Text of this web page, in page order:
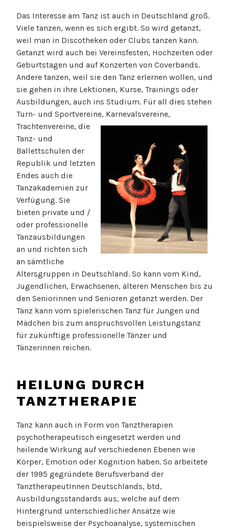
Das Interesse am Tanz ist auch in Deutschland groß.
Viele tanzen, wenn es sich ergibt. So wird getanzt,
weil man in Discotheken oder Clubs tanzen kann.
Getanzt wird auch bei Vereinsfesten, Hochzeiten oder
Geburtstagen und auf Konzerten von Coverbands.
Andere tanzen, weil sie den Tanz erlernen wollen, und
sie gehen in ihre Lektionen, Kurse, Trainings oder
Ausbildungen, auch ins Studium. Für all dies stehen
Turn- und Sportvereine, Karnevalsvereine,
Trachtenvereine, die
Tanz- und
Ballettschulen der
Republik und letzten
Endes auch die
Tanzakademien zur
Verfügung. Sie
bieten private und /
oder professionelle
Tanzausbildungen
an und richten sich
an sämtliche
Altersgruppen in Deutschland. So kann vom Kind,
Jugendlichen, Erwachsenen, älteren Menschen bis zu
den Seniorinnen und Senioren getanzt werden. Der
Tanz kann vom spielerischen Tanz für Jungen und
Mädchen bis zum anspruchsvollen Leistungstanz
für zukünftige professionelle Tänzer und
Tänzerinnen reichen.
HEILUNG DURCH
TANZTHERAPIE
Tanz kann auch in Form von Tanztherapien
psychotherapeutisch eingesetzt werden und
heilende Wirkung auf verschiedenen Ebenen wie
Körper, Emotion oder Kognition haben. So arbeitete
der 1995 gegründete Berufsverband der
TanztherapeutInnen Deutschlands, btd,
Ausbildungsstandards aus, welche auf dem
Hintergrund unterschiedlicher Ansätze wie
beispielsweise der Psychoanalyse, systemischen